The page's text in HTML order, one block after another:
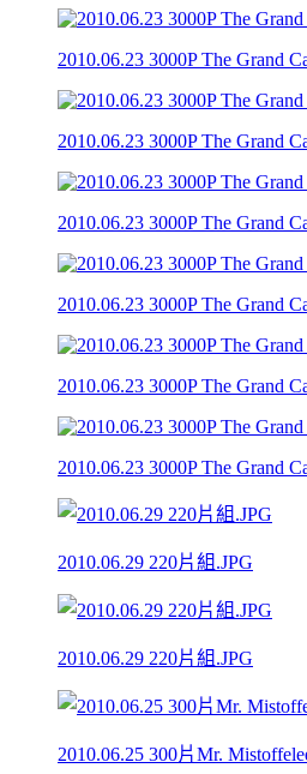
2010.06.23 3000P The Grand
2010.06.23 3000P The Grand
2010.06.23 3000P The Grand
2010.06.23 3000P The Grand
2010.06.23 3000P The Grand
2010.06.23 3000P The Grand
2010.06.29 220片組.JPG
2010.06.29 220片組.JPG
2010.06.25 300片Mr.